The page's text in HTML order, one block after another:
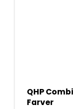
QHP
Farver